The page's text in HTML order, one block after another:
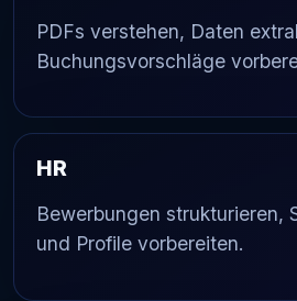
PDFs verstehen, Daten
Buchungsvorschläge
HR
Bewerbungen strukturieren,
und Profile vorbereiten.